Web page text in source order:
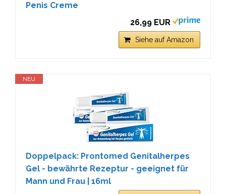
Penis Creme
26,99 EUR
Siehe auf Amazon
NEU
Doppelpack: Prontomed Genitalherpes
Gel - bewährte Rezeptur - geeignet für
Mann und Frau | 16ml